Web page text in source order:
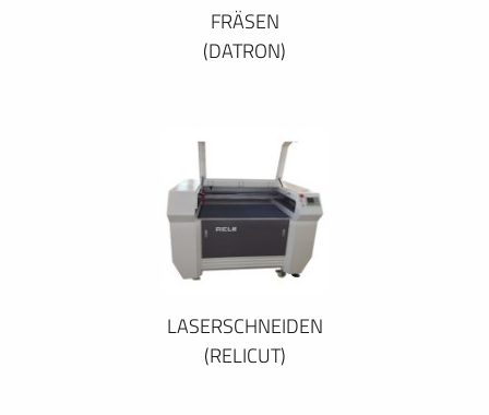
FRÄSEN
(DATRON)
LASERSCHNEIDEN
(RELICUT)